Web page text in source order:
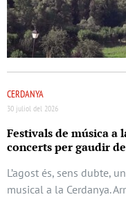
CERDANYA
30 juliol del 2026
Festivals de música a
concerts per gaudir
L’agost és, sens dubte,
musical a la Cerdanya.